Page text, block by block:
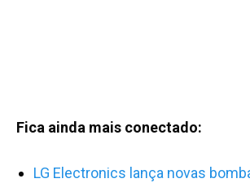
Fica ainda mais conectado:
LG Electronics lança novas